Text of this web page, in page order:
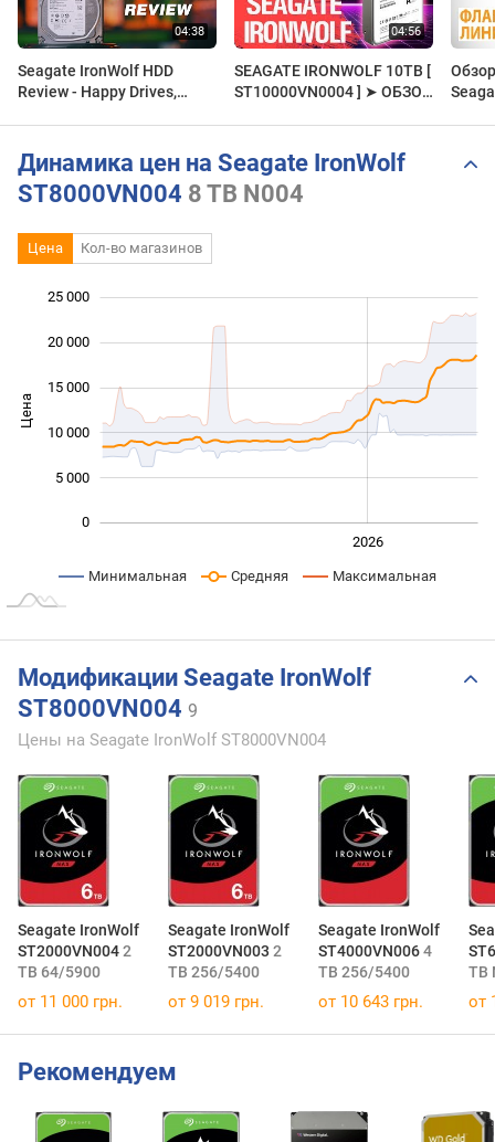
Seagate IronWolf HDD
Review - Happy Drives,
SEAGATE IRONWOLF 10TB [
ST10000VN0004 ] ➤ ОБЗОР
Динамика цен на Seagate IronWolf
ST8000VN004 8 TB N004
Цена Кол-во магазинов
Цена
0
5 000
10 000
15 000
20 000
25 000
2026
Минимальная Средняя Максимальная
Модификации Seagate IronWolf
ST8000VN004 9
Цены на Seagate IronWolf ST8000VN004
Seagate IronWolf
ST2000VN0042
TB 64/5900
Seagate IronWolf
ST2000VN003 2
TB 256/5400
Seagate IronWolf
ST4000VN0064
TB 256/5400
TB
от 11 000 грн. от 9 019 грн. от 10 643 грн. от
Рекомендуем